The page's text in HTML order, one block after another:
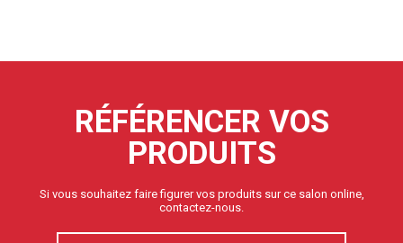
RÉFÉRENCER VOS
PRODUITS
Si vous souhaitez faire figurer vos produits sur ce salon online,
contactez-nous.